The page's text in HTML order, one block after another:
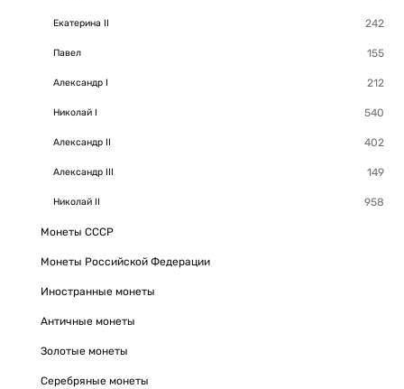
Екатерина II
Павел
Александр I
Николай I
Александр II
Александр III
Николай II
Монеты СССР
Монеты Российской Федерации
Иностранные монеты
Античные монеты
Золотые монеты
Серебряные монеты